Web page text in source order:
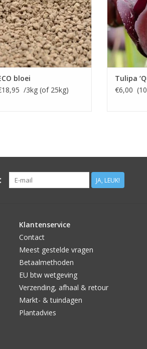
INFO EN KOPEN
bloei
/3kg (of 25kg)
Tulipa
€6,00
JA, LEUK!
Klantenservice
Contact
Meest gestelde vragen
Betaalmethoden
EU btw wetgeving
Verzending, afhaal & retour
Markt- & tuindagen
Plantadvies